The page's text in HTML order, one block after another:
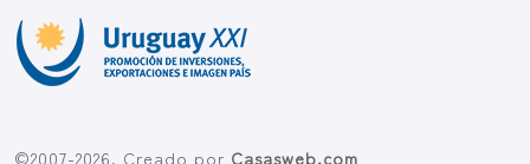
©2007-2026. Creado por Casasweb.com